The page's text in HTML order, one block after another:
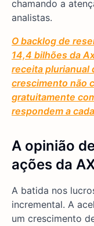
chamando a
analistas.
O backlog de
14,4 bilhões da
receita plurianual
crescimento não
gratuitamente
respondem a
A opinião
ações da
A batida nos
incremental. A
um crescimento